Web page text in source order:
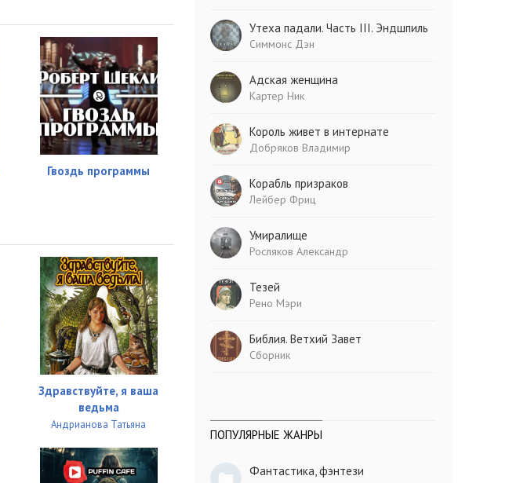
Гвоздь программы
Здравствуйте, я ваша
ведьма
Андрианова Татьяна
Утеха падали. Часть III. Эндшпиль
Симмонс Дэн
Адская женщина
Картер Ник
Король живет в интернате
Добряков Владимир
Корабль призраков
Лейбер Фриц
Умиралище
Росляков Александр
Тезей
Рено Мэри
Библия. Ветхий Завет
Сборник
ПОПУЛЯРНЫЕ ЖАНРЫ
Фантастика, фэнтези